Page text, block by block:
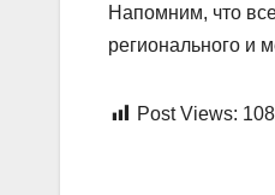
Напомним, что
регионального и
Post Views: 108